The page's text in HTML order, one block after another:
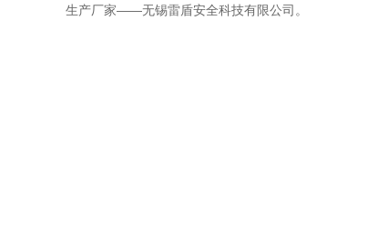
生产厂家——无锡雷盾安全科技有限公司。